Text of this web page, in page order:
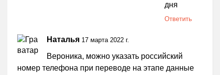
дня
Ответить
Наталья 17 марта 2022 г.
Вероника, можно указать российский
номер телефона при переводе на этапе данные